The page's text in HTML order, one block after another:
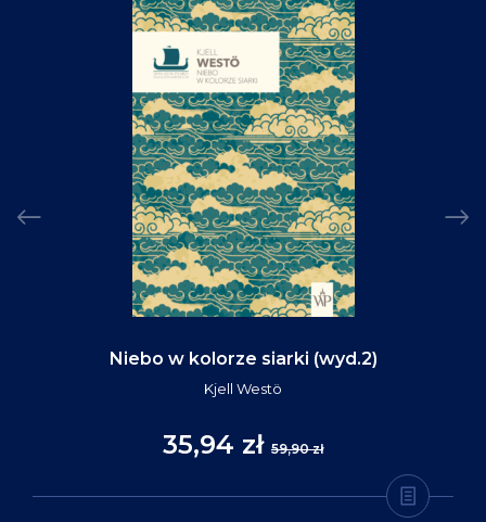
Niebo w kolorze siarki (wyd.2)
Kjell Westö
35,94 zł 59,90 zł